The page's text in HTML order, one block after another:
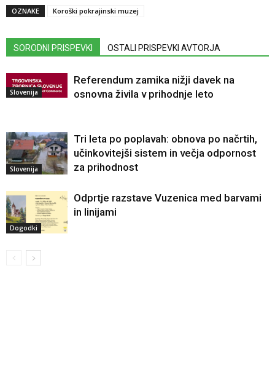
OZNAKE Koroški pokrajinski muzej
SORODNI PRISPEVKI OSTALI PRISPEVKI AVTORJA
Slovenija
Referendum zamika nižji davek na
osnovna živila v prihodnje leto
Slovenija
Tri leta po poplavah: obnova po načrtih,
učinkovitejši sistem in večja odpornost
za prihodnost
Dogodki
Odprtje razstave Vuzenica med barvami
in linijami